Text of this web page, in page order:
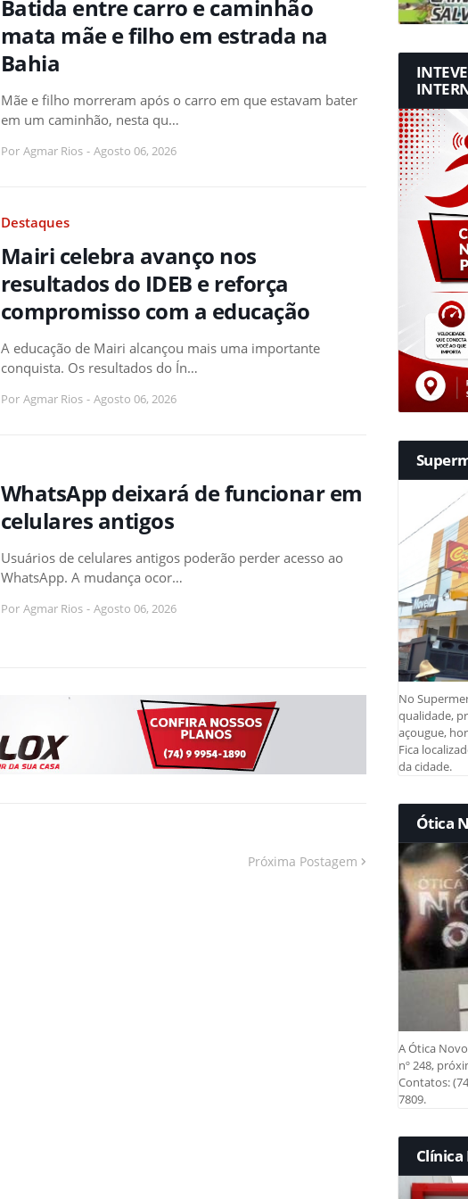
Batida entre carro e caminhão
mata mãe e filho em estrada na
Bahia
Mãe e filho morreram após o carro em que estavam bater
em um caminhão, nesta qu…
Por Agmar Rios - Agosto 06, 2026
Destaques
Mairi celebra avanço nos
resultados do IDEB e reforça
compromisso com a educação
A educação de Mairi alcançou mais uma importante
conquista. Os resultados do Ín…
Por Agmar Rios - Agosto 06, 2026
WhatsApp deixará de funcionar em
celulares antigos
Usuários de celulares antigos poderão perder acesso ao
WhatsApp. A mudança ocor…
Por Agmar Rios - Agosto 06, 2026
Próxima Postagem
No
qualidade,
açougue,
Fica
da cidade.
Ótica
A Ótica
nº 248,
Contatos:
7809.